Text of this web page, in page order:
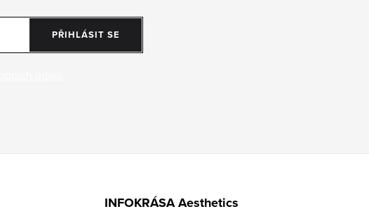
PŘIHLÁSIT SE
INFOKRÁSA Aesthetics